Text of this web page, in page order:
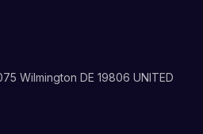
Wilmington DE 19806 UNITED